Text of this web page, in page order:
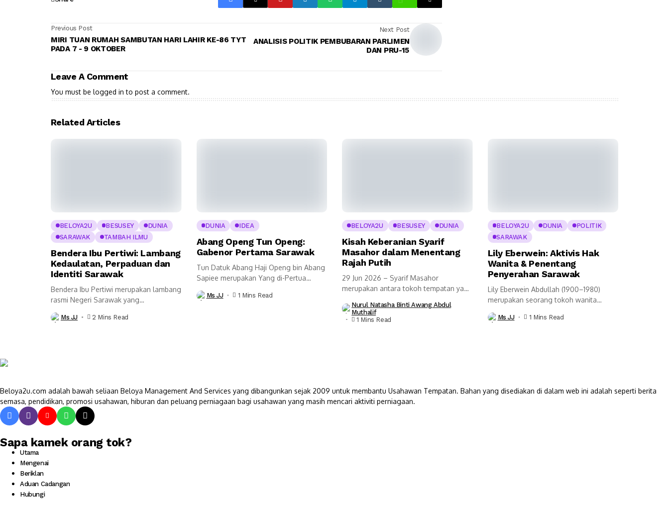
Previous Post
MIRI TUAN RUMAH SAMBUTAN HARI LAHIR KE-86 TYT
PADA 7 - 9 OKTOBER
Next Post
ANALISIS POLITIK PEMBUBARAN PARLIMEN
DAN PRU-15
Leave A Comment
You must be logged in to post a comment.
Related Articles
BELOYA2U BESUSEY
DUNIA
SARAWAK
TAMBAH ILMU
Bendera Ibu Pertiwi: Lambang
Kedaulatan, Perpaduan dan
Identiti Sarawak
Bendera Ibu Pertiwi merupakan lambang
rasmi Negeri Sarawak yang
Ms JJ 2 Mins Read
DUNIA IDEA
Abang Openg Tun Openg:
Gabenor Pertama Sarawak
Tun Datuk Abang Haji Openg bin Abang
Sapiee merupakan Yang di-Pertua
Ms JJ 1 Mins Read
BELOYA2U BESUSEY DUNIA
Kisah Keberanian Syarif
Masahor dalam Menentang
Rajah Putih
29 Jun 2026 – Syarif Masahor
merupakan antara tokoh tempatan yang
Nurul Natasha Binti Awang Abdul
Muthalif
1 Mins Read
BELOYA2U DUNIA
POLITIK
SARAWAK
Lily Eberwein: Aktivis Hak
Wanita & Penentang
Penyerahan Sarawak
Lily Eberwein Abdullah (1900–1980)
merupakan seorang tokoh wanita
Ms JJ 1 Mins Read
Beloya2u.com adalah bawah seliaan Beloya Management And Services yang dibangunkan sejak 2009 untuk membantu Usahawan Tempatan. Bahan yang disediakan di dalam web ini adalah seperti berita
semasa, pendidikan, promosi usahawan, hiburan dan peluang perniagaan bagi usahawan yang masih mencari aktiviti perniagaan.
Sapa kamek orang tok?
Utama
Mengenai
Beriklan
Aduan Cadangan
Hubungi